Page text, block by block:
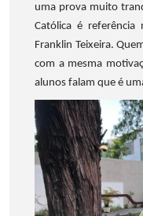
uma prova muito
Católica é referência
Franklin Teixeira.
com a mesma
alunos falam que é